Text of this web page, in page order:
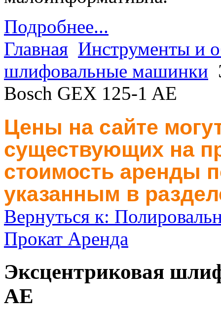
Подробнее...
Главная Инструменты и
шлифовальные машинки
Bosch GEX 125-1 AE
Цены на сайте
существующих на
стоимость аренды
указанным в
Вернуться к:
Прокат Аренда
Эксцентриковая
AE